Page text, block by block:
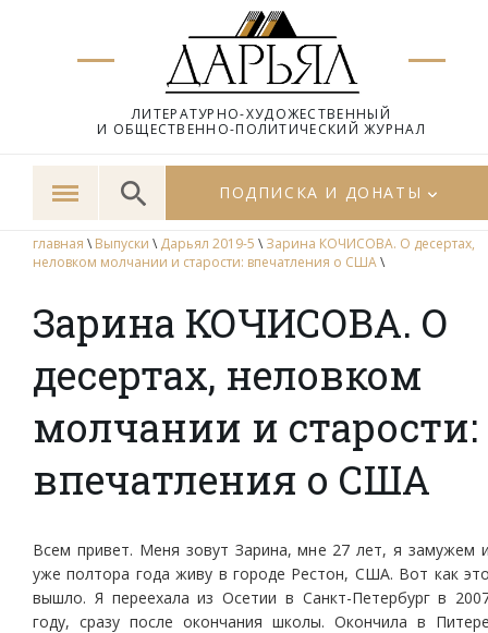
ЛИТЕРАТУРНО-ХУДОЖЕСТВЕННЫЙ
И ОБЩЕСТВЕННО-ПОЛИТИЧЕСКИЙ ЖУРНАЛ
ПОДПИСКА И ДОНАТЫ
главная \ Выпуски \ Дарьял 2019-5 \ Зарина КОЧИСОВА. О десертах,
неловком молчании и старости: впечатления о США\
Зарина КОЧИСОВА. О
десертах, неловком
молчании и старости:
впечатления о США
Всем привет. Меня зовут Зарина, мне 27 лет, я замужем
уже полтора года живу в городе Рестон, США. Вот как
вышло. Я переехала из Осетии в Санкт-Петербург в
году, сразу после окончания школы. Окончила в